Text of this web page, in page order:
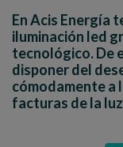
En Acis Energía
iluminación led
tecnológico. De
disponer del
cómodamente a
facturas de la